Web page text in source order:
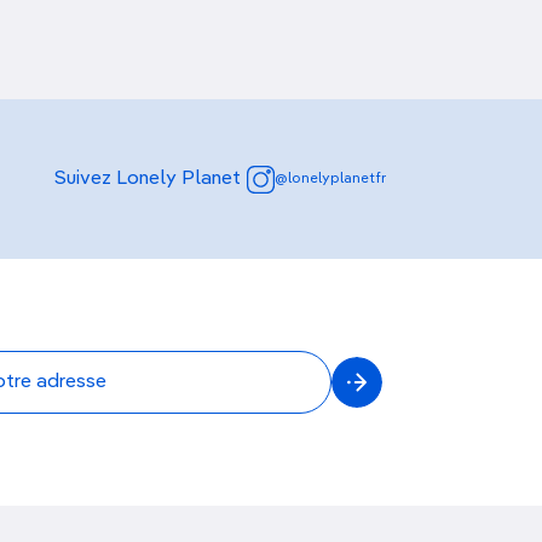
Suivez Lonely Planet @lonelyplanetfr